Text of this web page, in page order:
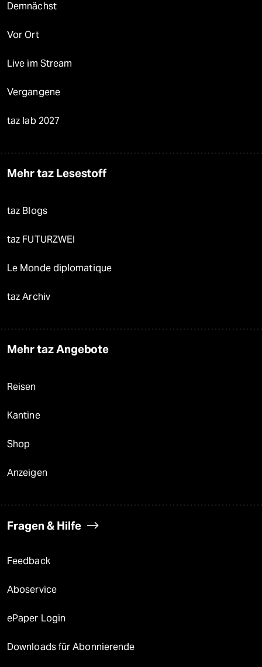
Demnächst
Vor Ort
Live im Stream
Vergangene
taz lab 2027
Mehr taz Lesestoff
taz Blogs
taz FUTURZWEI
Le Monde diplomatique
taz Archiv
Mehr taz Angebote
Reisen
Kantine
Shop
Anzeigen
Fragen & Hilfe
Feedback
Aboservice
ePaper Login
Downloads für Abonnierende